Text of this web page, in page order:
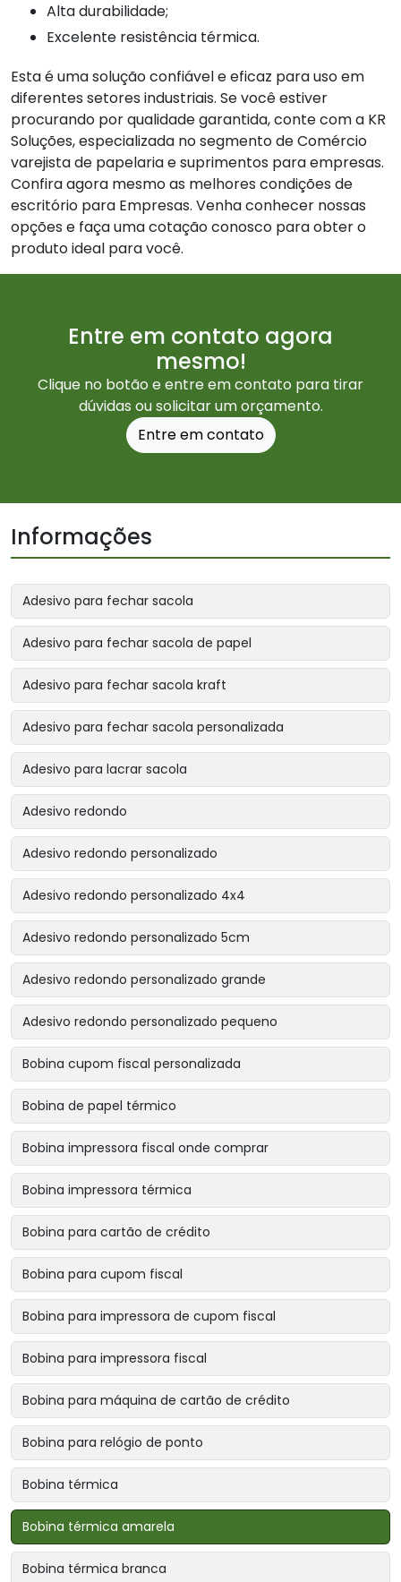
Alta durabilidade;
Excelente resistência térmica.
Esta é uma solução confiável e eficaz para uso em
diferentes setores industriais. Se você estiver
procurando por qualidade garantida, conte com a KR
Soluções, especializada no segmento de Comércio
varejista de papelaria e suprimentos para empresas.
Confira agora mesmo as melhores condições de
escritório para Empresas. Venha conhecer nossas
opções e faça uma cotação conosco para obter o
produto ideal para você.
Entre em contato agora
mesmo!
Clique no botão e entre em contato para tirar
dúvidas ou solicitar um orçamento.
Entre em contato
Informações
Adesivo para fechar sacola
Adesivo para fechar sacola de papel
Adesivo para fechar sacola kraft
Adesivo para fechar sacola personalizada
Adesivo para lacrar sacola
Adesivo redondo
Adesivo redondo personalizado
Adesivo redondo personalizado 4x4
Adesivo redondo personalizado 5cm
Adesivo redondo personalizado grande
Adesivo redondo personalizado pequeno
Bobina cupom fiscal personalizada
Bobina de papel térmico
Bobina impressora fiscal onde comprar
Bobina impressora térmica
Bobina para cartão de crédito
Bobina para cupom fiscal
Bobina para impressora de cupom fiscal
Bobina para impressora fiscal
Bobina para máquina de cartão de crédito
Bobina para relógio de ponto
Bobina térmica
Bobina térmica amarela
Bobina térmica branca